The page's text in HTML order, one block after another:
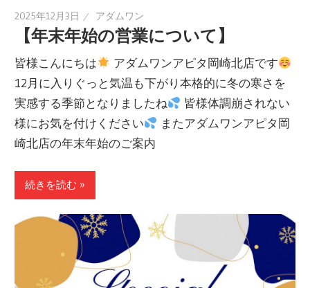
2025年12月3日 アダムワン
【年末年始の営業について】
皆様こんにちは
アダムワンアピタ岡崎北店です
12月に入りぐっと気温も下がり本格的に冬の寒さを
実感する季節となりましたね
皆様体調崩されない
様にお気を付けください
またアダムワンアピタ岡
崎北店の年末年始のご案内
続きを読む »